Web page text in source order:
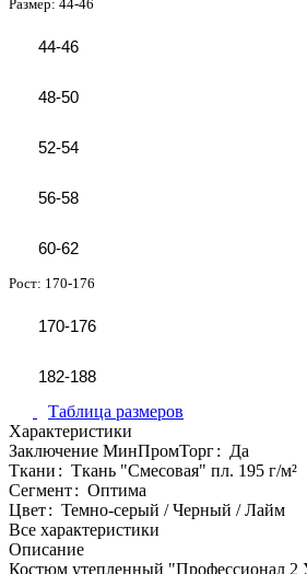
Размер: 44-46
44-46
48-50
52-54
56-58
60-62
Рост: 170-176
170-176
182-188
Таблица размеров
Характеристики
Заключение МинПромТорг: Да
Ткани: Ткань "Смесовая" пл. 195 г/м²
Сегмент: Оптима
Цвет: Темно-серый / Черный / Лайм
Все характеристики
Описание
Костюм утепленный "Профессионал 2